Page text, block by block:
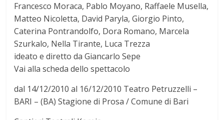
Francesco Moraca, Pablo Moyano, Raffaele Musella,
Matteo Nicoletta, David Paryla, Giorgio Pinto,
Caterina Pontrandolfo, Dora Romano, Marcela
Szurkalo, Nella Tirante, Luca Trezza
ideato e diretto da Giancarlo Sepe
Vai alla scheda dello spettacolo
dal 14/12/2010 al 16/12/2010 Teatro Petruzzelli –
BARI – (BA) Stagione di Prosa / Comune di Bari